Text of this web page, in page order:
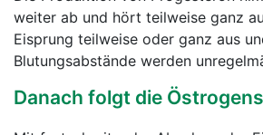
weiter ab und hört teilweise ganz
Eisprung teilweise oder ganz aus
Blutungsabstände werden
Danach folgt die